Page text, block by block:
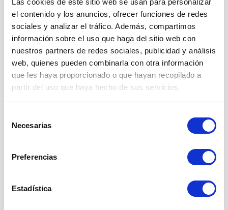
Las cookies de este sitio web se usan para personalizar
el contenido y los anuncios, ofrecer funciones de redes
sociales y analizar el tráfico. Además, compartimos
información sobre el uso que haga del sitio web con
nuestros partners de redes sociales, publicidad y análisis
web, quienes pueden combinarla con otra información
que les haya proporcionado o que hayan recopilado a
partir del uso que haya hecho de sus servicios.
Necesarias
Preferencias
Estadística
Pide ya tucita!
Seguimiento personalizado por expertos en
nutrición Lev
Citas nutricionales
consumir